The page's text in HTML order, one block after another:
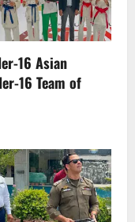
16 Asian
16 Team of